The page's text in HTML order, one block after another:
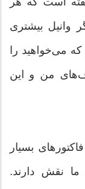
وانیل بیشتری
که می‌خواهید را
من و این
بسیار
ما نقش دارند.